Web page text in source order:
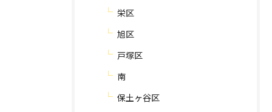
栄区
旭区
戸塚区
南
保土ヶ谷区